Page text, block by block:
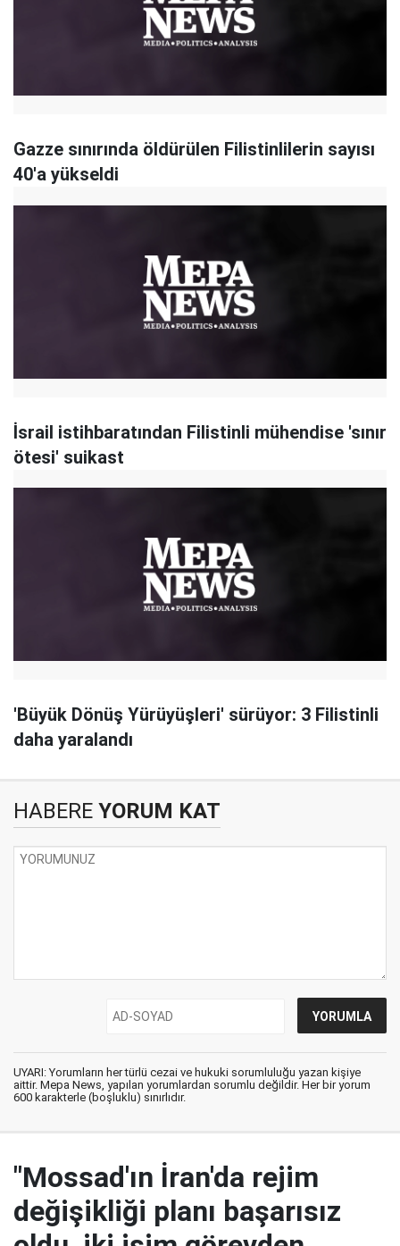
Gazze sınırında öldürülen Filistinlilerin sayısı
40'a yükseldi
İsrail istihbaratından Filistinli mühendise 'sınır
ötesi' suikast
'Büyük Dönüş Yürüyüşleri' sürüyor: 3 Filistinli
daha yaralandı
HABERE YORUM KAT
UYARI: Yorumların her türlü cezai ve hukuki sorumluluğu yazan kişiye
aittir. Mepa News, yapılan yorumlardan sorumlu değildir. Her bir yorum
600 karakterle (boşluklu) sınırlıdır.
"Mossad'ın İran'da rejim
değişikliği planı başarısız